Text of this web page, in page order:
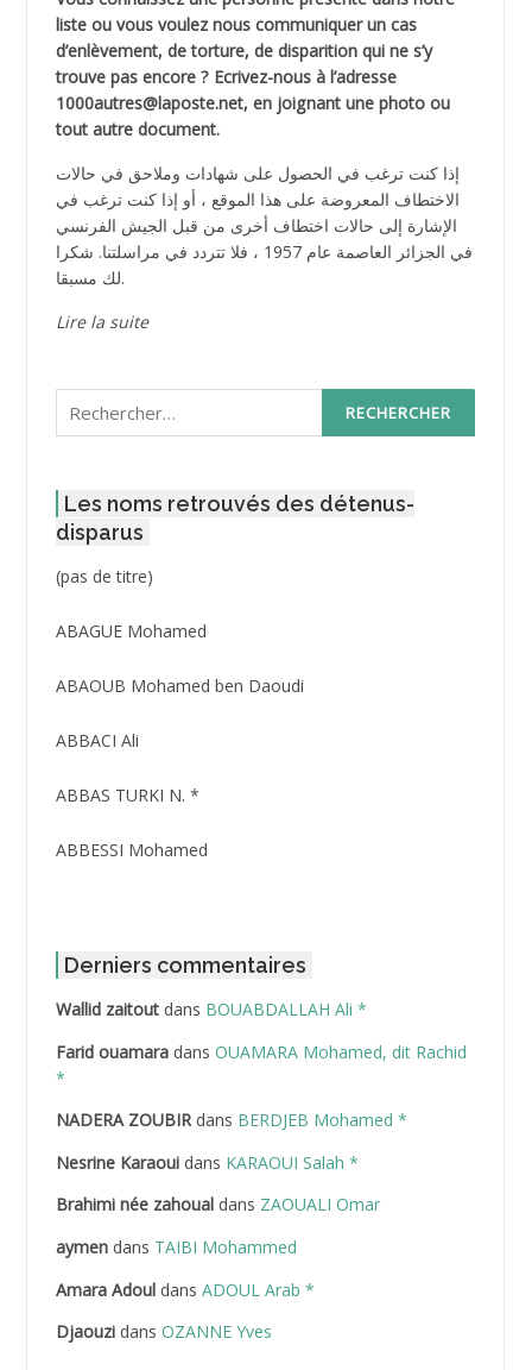
liste ou vous voulez nous communiquer un cas
d’enlèvement, de torture, de disparition qui ne s’y
trouve pas encore ? Ecrivez-nous à l’adresse
1000autres@laposte.net, en joignant une photo ou
tout autre document.
إذا كنت ترغب في الحصول على شهادات وملاحق في حالات
الاختطاف المعروضة على هذا الموقع ، أو إذا كنت ترغب في
الإشارة إلى حالات اختطاف أخرى من قبل الجيش الفرنسي
في الجزائر العاصمة عام 1957 ، فلا تتردد في مراسلتنا. شكرا
لك مسبقا.
Lire la suite
Rechercher :
Les noms retrouvés des détenus-
disparus
(pas de titre)Post
3416
ABAGUE Mohamed
ABAOUB Mohamed ben Daoudi
ABBACI Ali
ABBAS TURKI N. *
ABBESSI Mohamed
ABDAT Amar
ABDEDDAIM Hamid
ABDELAZIZ Mohamed
ABDELHAFID Lakhdar
ABDELLI Mohamed
ABDELLI Mohamed *
Derniers commentaires
Wallid zaitoutdans BOUABDALLAH Ali *
Farid ouamaradans OUAMARA Mohamed, dit Rachid
*
NADERA ZOUBIRdans BERDJEB Mohamed *
Nesrine Karaouidans KARAOUI Salah *
Brahimi née zahoualdans ZAOUALI Omar
aymendans TAIBI Mohammed
Amara Adouldans ADOUL Arab *
Djaouzidans OZANNE Yves